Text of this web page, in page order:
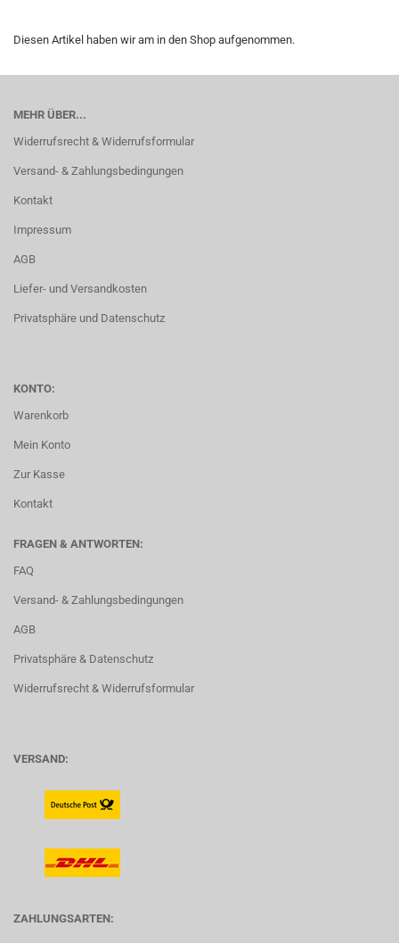
Diesen Artikel haben wir am in den Shop aufgenommen.
MEHR ÜBER...
Widerrufsrecht & Widerrufsformular
Versand- & Zahlungsbedingungen
Kontakt
Impressum
AGB
Liefer- und Versandkosten
Privatsphäre und Datenschutz
KONTO:
Warenkorb
Mein Konto
Zur Kasse
Kontakt
FRAGEN & ANTWORTEN:
FAQ
Versand- & Zahlungsbedingungen
AGB
Privatsphäre & Datenschutz
Widerrufsrecht & Widerrufsformular
VERSAND:
ZAHLUNGSARTEN: